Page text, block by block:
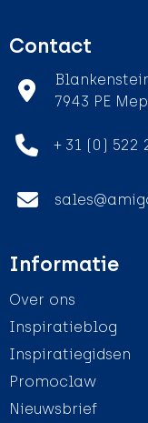
Contact
7943 PE
+ 31 (0) 522
Informatie
Over ons
Inspiratieblog
Inspiratiegidsen
Promoclaw
Nieuwsbrief